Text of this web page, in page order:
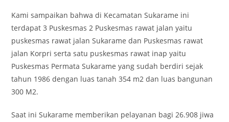
Kami sampaikan bahwa di Kecamatan Sukarame ini
terdapat 3 Puskesmas 2 Puskesmas rawat jalan yaitu
puskesmas rawat jalan Sukarame dan Puskesmas rawat
jalan Korpri serta satu puskesmas rawat inap yaitu
Puskesmas Permata Sukarame yang sudah berdiri sejak
tahun 1986 dengan luas tanah 354 m2 dan luas bangunan
300 M2.
Saat ini Sukarame memberikan pelayanan bagi 26.908 jiwa